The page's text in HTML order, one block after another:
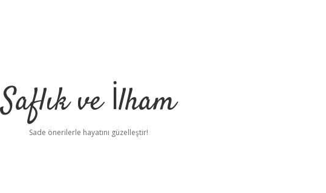
Saflık ve İlham
Sade önerilerle hayatını güzelleştir!